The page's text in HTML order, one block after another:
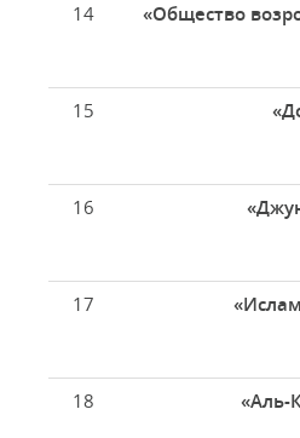
14
«Общество
15
16
17
18
«Аль-